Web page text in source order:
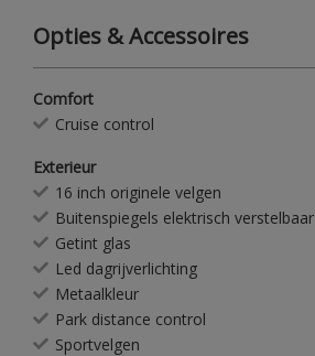
Opties & Accessoires
Comfort
Cruise control
Exterieur
16 inch originele velgen
Buitenspiegels elektrisch verstelbaar
Getint glas
Led dagrijverlichting
Metaalkleur
Park distance control
Sportvelgen